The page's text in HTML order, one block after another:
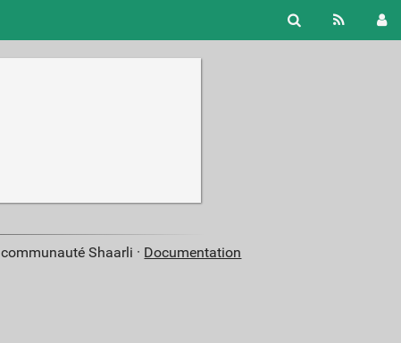
Shaarli · Documentation